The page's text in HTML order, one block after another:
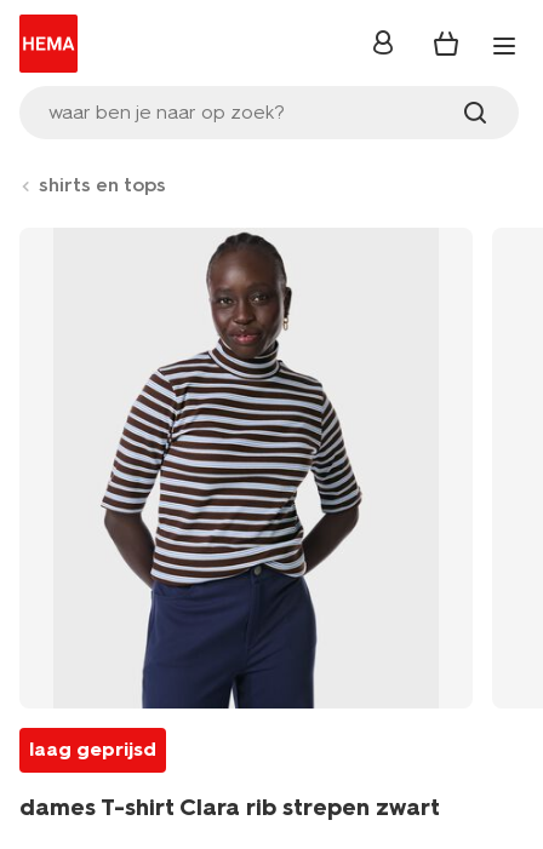
waar ben je naar op zoek?
inloggen
shirts en tops
laag geprijsd
dames T-shirt Clara rib strepen zwart